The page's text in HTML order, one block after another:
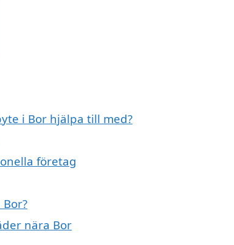
i Bor hjälpa till med?
företag
nära Bor